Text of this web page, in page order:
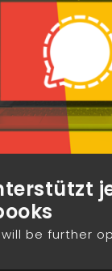
be further